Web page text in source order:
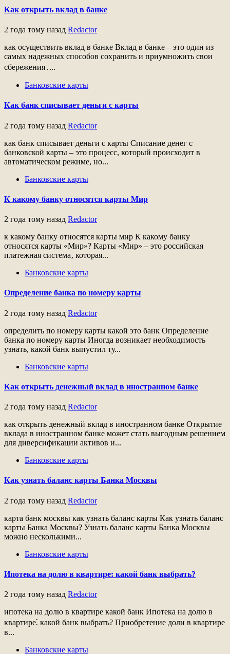
Как открыть вклад в банке
2 года тому назад Redactor
как осуществить вклад в банке Вклад в банке – это один из
самых надежных способов сохранить и приумножить свои
сбережения․...
Банковские карты
Как банк списывает деньги с карты
2 года тому назад Redactor
как банк списывает деньги с карты Списание денег с
банковской карты – это процесс, который происходит в
автоматическом режиме, но...
Банковские карты
К какому банку относятся карты Мир
2 года тому назад Redactor
к какому банку относятся карты мир К какому банку
относятся карты «Мир»? Карты «Мир» – это российская
платежная система‚ которая...
Банковские карты
Определение банка по номеру карты
2 года тому назад Redactor
определить по номеру карты какой это банк Определение
банка по номеру карты Иногда возникает необходимость
узнать, какой банк выпустил ту...
Банковские карты
Как открыть денежный вклад в иностранном банке
2 года тому назад Redactor
как открыть денежный вклад в иностранном банке Открытие
вклада в иностранном банке может стать выгодным решением
для диверсификации активов и...
Банковские карты
Как узнать баланс карты Банка Москвы
2 года тому назад Redactor
карта банк москвы как узнать баланс карты Как узнать баланс
карты Банка Москвы? Узнать баланс карты Банка Москвы
можно несколькими...
Банковские карты
Ипотека на долю в квартире: какой банк выбрать?
2 года тому назад Redactor
ипотека на долю в квартире какой банк Ипотека на долю в
квартире⁚ какой банк выбрать? Приобретение доли в квартире
в...
Банковские карты